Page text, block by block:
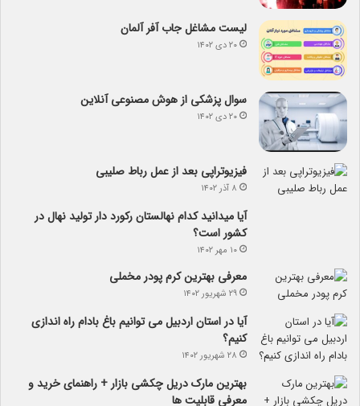
لیست مشاغل جاب آفر آلمان
۲۰ دی ۱۴۰۲
سوال پزشکی از هوش مصنوعی آنلاین
۲۰ دی ۱۴۰۲
فیزیوتراپی بعد از عمل رباط صلیبی
۸ آذر ۱۴۰۲
آیا می­دانید کدام نهالستان رکورد دار تولید نهال­ در
کشور است؟
۱۰ مهر ۱۴۰۲
معرفی بهترین کرم پودر مخملی
۲۹ شهریور ۱۴۰۲
آیا در استان اردبیل می توانیم باغ بادام راه اندازی
کنیم؟
۲۸ شهریور ۱۴۰۲
بهترین مارک دریل چکشی بازار + راهنمای خرید و
معرفی قابلیت ها